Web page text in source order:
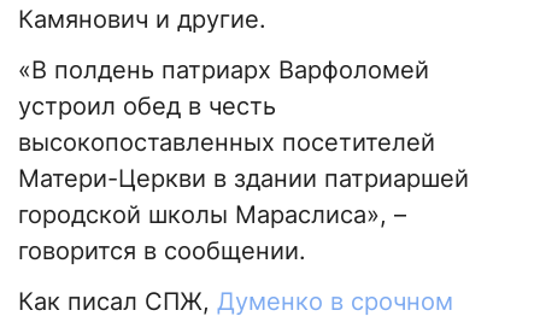
Камянович и другие.
«В полдень патриарх Варфоломей
устроил обед в честь
высокопоставленных посетителей
Матери-Церкви в здании патриаршей
городской школы Мараслиса», –
говорится в сообщении.
Как писал СПЖ, Думенко в срочном